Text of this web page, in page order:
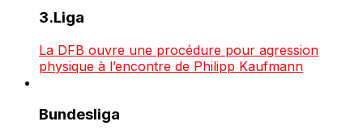
3.Liga
La DFB ouvre une procédure pour agression
physique à l’encontre de Philipp Kaufmann
Bundesliga